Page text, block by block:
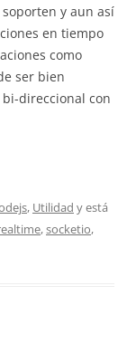
y aun así
en tiempo
como
ser bien
direccional con
, Utilidad y está
,socketio,